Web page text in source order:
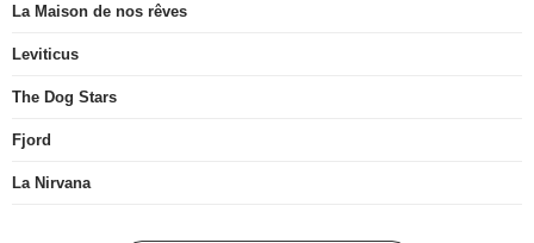
La Maison de nos rêves
Leviticus
The Dog Stars
Fjord
La Nirvana